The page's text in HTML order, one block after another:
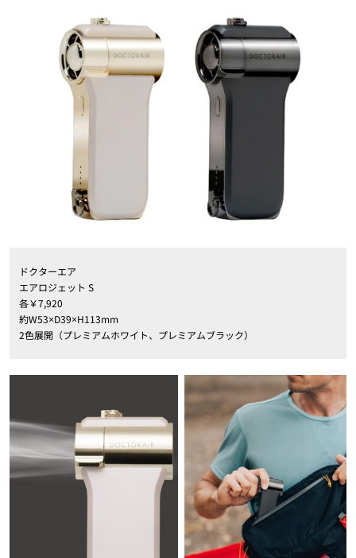
ドクターエア
エアロジェット S
各￥7,920
約W53×D39×H113mm
2色展開（プレミアムホワイト、プレミアムブラック）